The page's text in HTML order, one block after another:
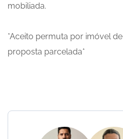
mobiliada.
*Aceito permuta por imóvel
proposta parcelada*